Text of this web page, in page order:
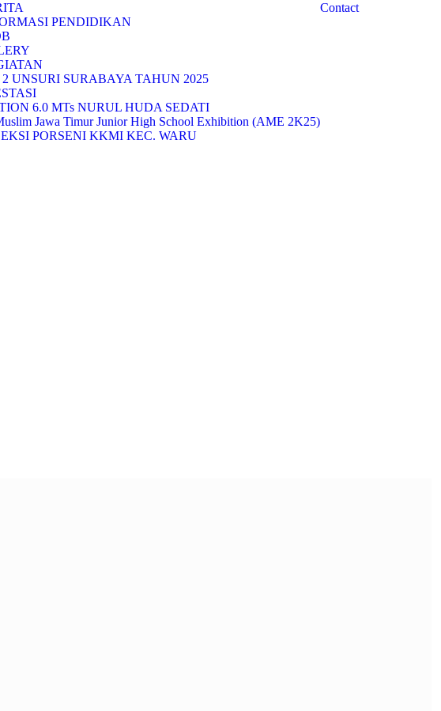
PENDIDIKAN
2 UNSURI SURABAYA TAHUN 2025
6.0 MTs NURUL HUDA SEDATI
Jawa Timur Junior High School Exhibition (AME 2K25)
PORSENI KKMI KEC. WARU
Contact